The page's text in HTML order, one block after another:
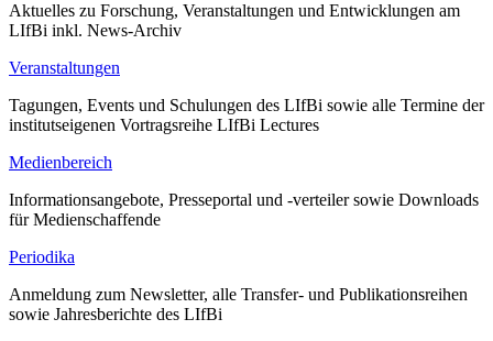
Aktuelles zu Forschung, Veranstaltungen und Entwicklungen am
LIfBi inkl. News-Archiv
Veranstaltungen
Tagungen, Events und Schulungen des LIfBi sowie alle Termine der
institutseigenen Vortragsreihe LIfBi Lectures
Medienbereich
Informationsangebote, Presseportal und -verteiler sowie Downloads
für Medienschaffende
Periodika
Anmeldung zum Newsletter, alle Transfer- und Publikationsreihen
sowie Jahresberichte des LIfBi